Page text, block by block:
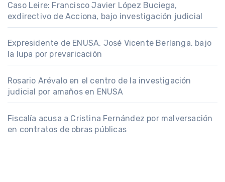
Caso Leire: Francisco Javier López Buciega,
exdirectivo de Acciona, bajo investigación judicial
Expresidente de ENUSA, José Vicente Berlanga, bajo
la lupa por prevaricación
Rosario Arévalo en el centro de la investigación
judicial por amaños en ENUSA
Fiscalía acusa a Cristina Fernández por malversación
en contratos de obras públicas